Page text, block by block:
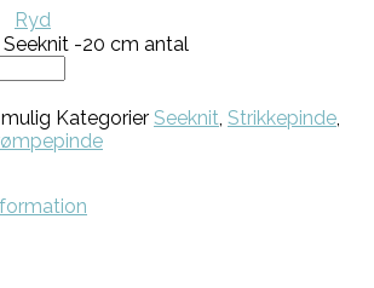
Ryd
-20 cm antal
Kategorier Seeknit, Strikkepinde,